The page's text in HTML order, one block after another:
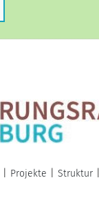
Projekte Struktur